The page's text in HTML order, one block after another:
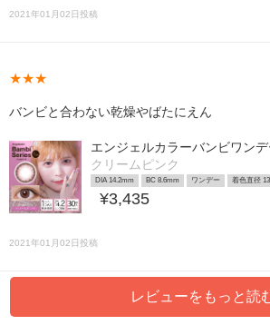
2021年01月02日投稿
★★★
バンビと合わない乾燥やばたにえん
エンジェルカラーバンビワン
クリームピンク
DIA 14.2mm BC 8.6mm ワンデー 着色直径
¥3,435
2021年01月02日投稿
レビューをもっと読